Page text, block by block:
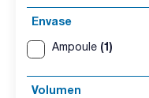
Envase
Ampoule (1)
Volumen